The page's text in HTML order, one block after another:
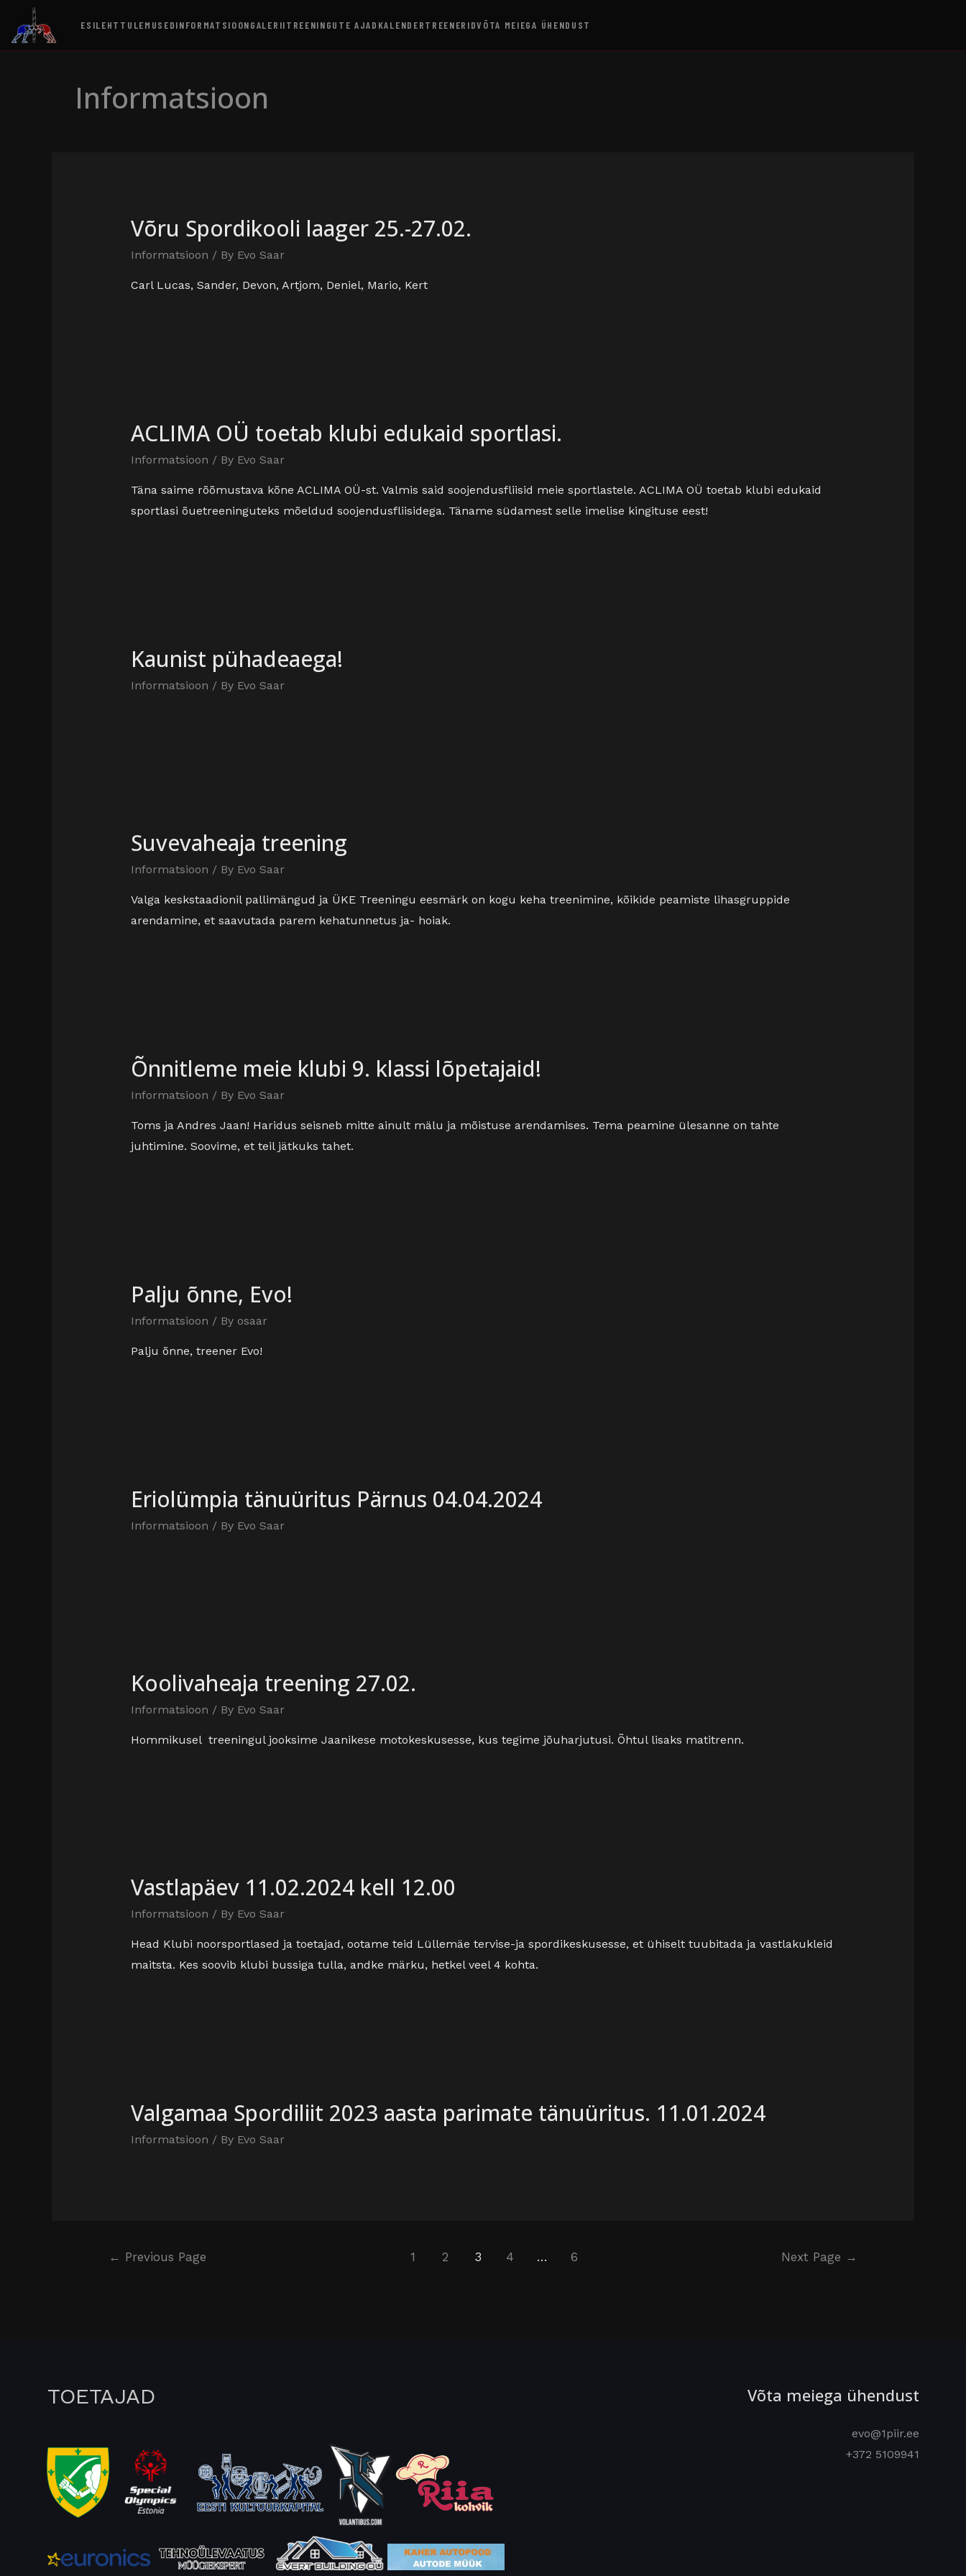
ESILEHT TULEMUSEDINFORMATSIOONGALERIITREENINGUTE AJAD KALENDERTREENERIDVÕTA MEIEGA ÜHENDUST
Informatsioon
Võru Spordikooli laager 25.-27.02.
Informatsioon / By Evo Saar
Carl Lucas, Sander, Devon, Artjom, Deniel, Mario, Kert
ACLIMA OÜ toetab klubi edukaid sportlasi.
Informatsioon / By Evo Saar
Täna saime rõõmustava kõne ACLIMA OÜ-st. Valmis said soojendusfliisid meie sportlastele. ACLIMA OÜ toetab klubi edukaid
sportlasi õuetreeninguteks mõeldud soojendusfliisidega. Täname südamest selle imelise kingituse eest!
Kaunist pühadeaega!
Informatsioon / By Evo Saar
Suvevaheaja treening
Informatsioon / By Evo Saar
Valga keskstaadionil pallimängud ja ÜKE Treeningu eesmärk on kogu keha treenimine, kõikide peamiste lihasgruppide
arendamine, et saavutada parem kehatunnetus ja- hoiak.
Õnnitleme meie klubi 9. klassi lõpetajaid!
Informatsioon / By Evo Saar
Toms ja Andres Jaan! Haridus seisneb mitte ainult mälu ja mõistuse arendamises. Tema peamine ülesanne on tahte
juhtimine. Soovime, et teil jätkuks tahet.
Palju õnne, Evo!
Informatsioon / By osaar
Palju õnne, treener Evo!
Eriolümpia tänuüritus Pärnus 04.04.2024
Informatsioon / By Evo Saar
Koolivaheaja treening 27.02.
Informatsioon / By Evo Saar
Hommikusel treeningul jooksime Jaanikese motokeskusesse, kus tegime jõuharjutusi. Õhtul lisaks matitrenn.
Vastlapäev 11.02.2024 kell 12.00
Informatsioon / By Evo Saar
Head Klubi noorsportlased ja toetajad, ootame teid Lüllemäe tervise-ja spordikeskusesse, et ühiselt tuubitada ja vastlakukleid
maitsta. Kes soovib klubi bussiga tulla, andke märku, hetkel veel 4 kohta.
Valgamaa Spordiliit 2023 aasta parimate tänuüritus. 11.01.2024
Informatsioon / By Evo Saar
← Previous Page 1 2 3 4 … 6 Next Page →
TOETAJAD Võta meiega ühendust
evo@1piir.ee
+372 5109941